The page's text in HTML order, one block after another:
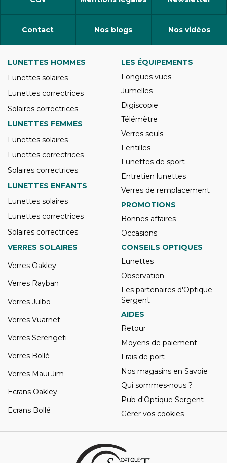
Contact Nos blogs Nos vidéos
LUNETTES HOMMES
Lunettes solaires
Lunettes correctrices
Solaires correctrices
LUNETTES FEMMES
Lunettes solaires
Lunettes correctrices
Solaires correctrices
LUNETTES ENFANTS
Lunettes solaires
Lunettes correctrices
Solaires correctrices
LES ÉQUIPEMENTS
Longues vues
Jumelles
Digiscopie
Télémètre
Verres seuls
Lentilles
Lunettes de sport
Entretien lunettes
Verres de remplacement
PROMOTIONS
Bonnes affaires
Occasions
VERRES SOLAIRES
Verres Oakley
Verres Rayban
Verres Julbo
Verres Vuarnet
Verres Serengeti
Verres Bollé
Verres Maui Jim
Ecrans Oakley
Ecrans Bollé
CONSEILS OPTIQUES
Lunettes
Observation
Les partenaires d'Optique
Sergent
AIDES
Retour
Moyens de paiement
Frais de port
Nos magasins en Savoie
Qui sommes-nous ?
Pub d'Optique Sergent
Gérer vos cookies